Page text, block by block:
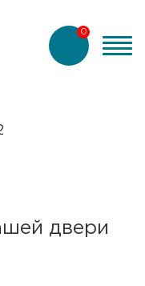
0
двери